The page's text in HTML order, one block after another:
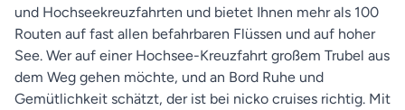
und Hochseekreuzfahrten und bietet Ihnen mehr als 100
Routen auf fast allen befahrbaren Flüssen und auf hoher
See. Wer auf einer Hochsee-Kreuzfahrt großem Trubel aus
dem Weg gehen möchte, und an Bord Ruhe und
Gemütlichkeit schätzt, der ist bei nicko cruises richtig. Mit